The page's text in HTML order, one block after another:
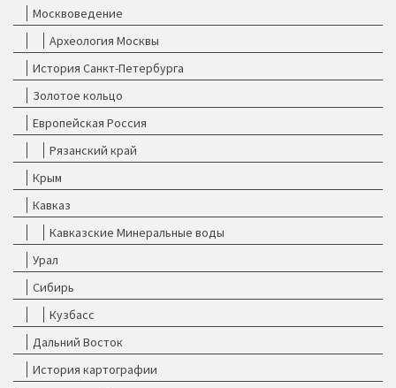
Москвоведение
Археология Москвы
История Санкт-Петербурга
Золотое кольцо
Европейская Россия
Рязанский край
Крым
Кавказ
Кавказские Минеральные воды
Урал
Сибирь
Кузбасс
Дальний Восток
История картографии